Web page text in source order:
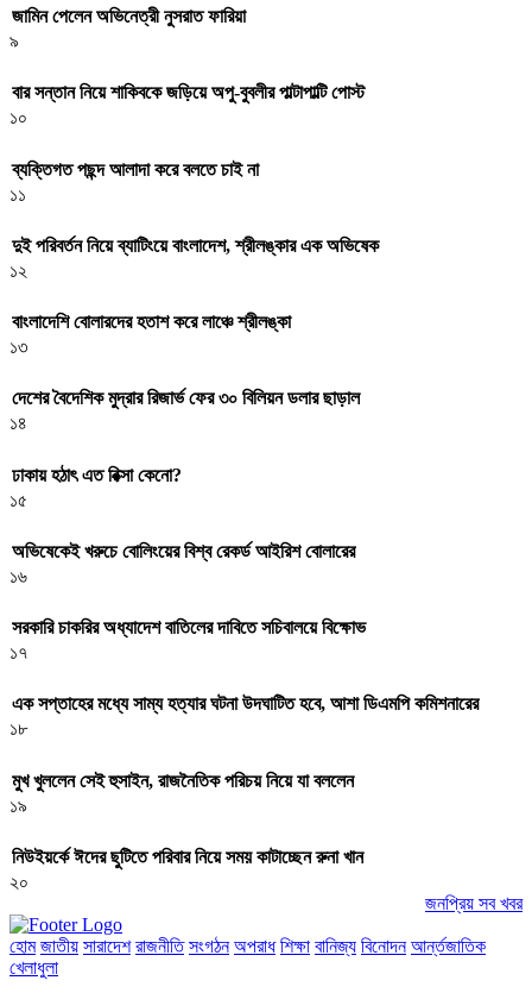
জামিন পেলেন অভিনেত্রী নুসরাত ফারিয়া
৯
বার সন্তান নিয়ে শাকিবকে জড়িয়ে অপু-বুবলীর পাল্টাপাল্টি পোস্ট
১০
ব্যক্তিগত পছন্দ আলাদা করে বলতে চাই না
১১
দুই পরিবর্তন নিয়ে ব্যাটিংয়ে বাংলাদেশ, শ্রীলঙ্কার এক অভিষেক
১২
বাংলাদেশি বোলারদের হতাশ করে লাঞ্চে শ্রীলঙ্কা
১৩
দেশের বৈদেশিক মুদ্রার রিজার্ভ ফের ৩০ বিলিয়ন ডলার ছাড়াল
১৪
ঢাকায় হঠাৎ এত রিক্সা কেনো?
১৫
অভিষেকেই খরুচে বোলিংয়ের বিশ্ব রেকর্ড আইরিশ বোলারের
১৬
সরকারি চাকরির অধ্যাদেশ বাতিলের দাবিতে সচিবালয়ে বিক্ষোভ
১৭
এক সপ্তাহের মধ্যে সাম্য হত্যার ঘটনা উদঘাটিত হবে, আশা ডিএমপি কমিশনারের
১৮
মুখ খুললেন সেই হুসাইন, রাজনৈতিক পরিচয় নিয়ে যা বললেন
১৯
নিউইয়র্কে ঈদের ছুটিতে পরিবার নিয়ে সময় কাটাচ্ছেন রুনা খান
২০
জনপ্রিয় সব খবর
হোম জাতীয় সারাদেশ রাজনীতি সংগঠন অপরাধ শিক্ষা বানিজ্য বিনোদন আর্ন্তজাতিক
খেলাধুলা